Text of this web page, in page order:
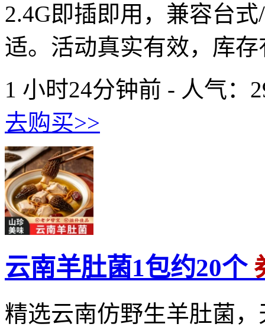
2.4G即插即用，兼容台
适。活动真实有效，库
1 小时24分钟前 - 人气：
去购买>>
云南羊肚菌1包约20个
精选云南仿野生羊肚菌